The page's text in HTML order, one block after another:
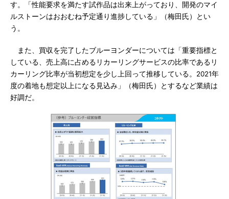
す。「性能要求を満たす試作品は出来上がっており、開発のマイ
ルストーンはおおむね予定通り進捗している」（梅田氏）とい
う。
また、買収を完了したブルーヨンダーについては「重要指標と
している、売上高に占めるリカーリングサービスの比率であるリ
カーリング比率が当初想定を少し上回って推移している。2021年
度の着地も想定以上になる見込み」（梅田氏）とするなど業績は
好調だ。